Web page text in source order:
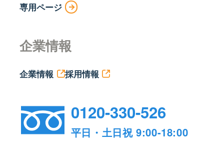
専用ページ
企業情報
企業情報 採用情報
0120-330-526
平日・土日祝 9:00-18:00